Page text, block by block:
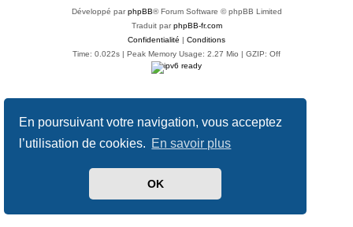
En poursuivant votre navigation, vous acceptez
l’utilisation de cookies. En savoir plus
OK
Développé parphpBB® Forum Software © phpBB Limited
Traduit parphpBB-fr.com
Confidentialité | Conditions
Time: 0.022s | Peak Memory Usage: 2.27 Mio | GZIP: Off